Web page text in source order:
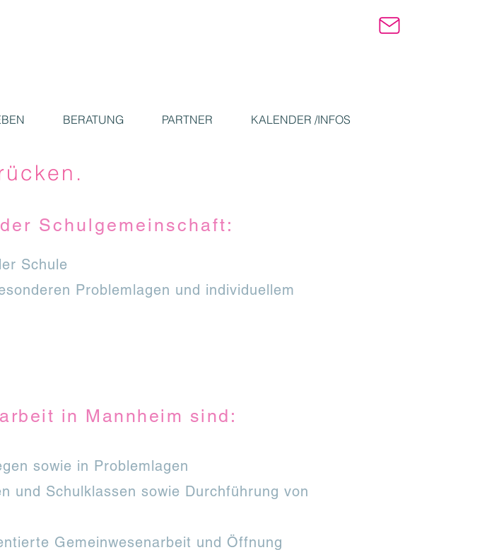
BERATUNG PARTNER KALENDER /INFOS
Schulgemeinschaft:
Schule
Problemlagen und individuellem
in M annheim sind:
sowie in Problemlagen
und Schulklassen sowie Durchführung von
Gemeinwesenarbeit und Öffnung